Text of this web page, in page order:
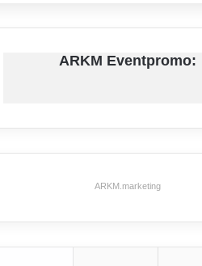
ARKM Eventpromo:
ARKM.marketing